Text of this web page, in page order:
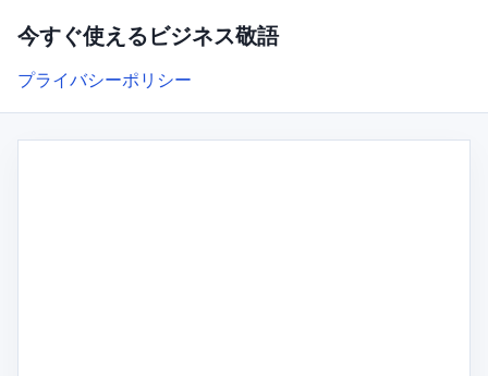
今すぐ使えるビジネス敬語
プライバシーポリシー